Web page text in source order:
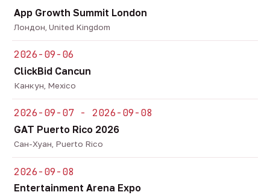
App Growth Summit London
Лондон, United Kingdom
2026-09-06
ClickBid Cancun
Канкун, Mexico
2026-09-07 - 2026-09-08
GAT Puerto Rico 2026
Сан-Хуан, Puerto Rico
2026-09-08
Entertainment Arena Expo